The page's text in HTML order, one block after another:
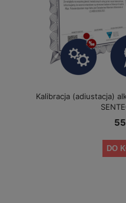
Kalibracja (adiustacja)
DO